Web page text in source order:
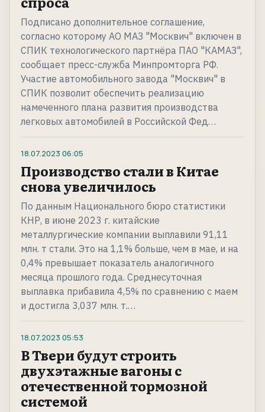
Подписано дополнительное соглашение,
согласно которому АО МАЗ "Москвич" включен в
СПИК технологического партнёра ПАО "КАМАЗ",
сообщает пресс-служба Минпромторга РФ.
Участие автомобильного завода "Москвич" в
СПИК позволит обеспечить реализацию
намеченного плана развития производства
легковых автомобилей в Российской Фед…
18.07.2023 06:05
Производство стали в Китае
снова увеличилось
По данным Национального бюро статистики
КНР, в июне 2023 г. китайские
металлургические компании выплавили 91,11
млн. т стали. Это на 1,1% больше, чем в мае, и на
0,4% превышает показатель аналогичного
месяца прошлого года. Среднесуточная
выплавка прибавила 4,5% по сравнению с маем
и достигла 3,037 млн. т.…
18.07.2023 05:53
В Твери будут строить
двухэтажные вагоны с
отечественной тормозной
системой